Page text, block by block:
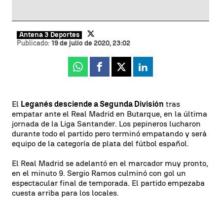
Antena 3 Deportes
Publicado: 19 de julio de 2020, 23:02
Whatsapp
Facebook
X Linkedin
El Leganés desciende a Segunda División tras
empatar ante el Real Madrid en Butarque, en la última
jornada de la Liga Santander. Los pepineros lucharon
durante todo el partido pero terminó empatando y será
equipo de la categoría de plata del fútbol español.
El Real Madrid se adelantó en el marcador muy pronto,
en el minuto 9. Sergio Ramos culminó con gol un
espectacular final de temporada. El partido empezaba
cuesta arriba para los locales.